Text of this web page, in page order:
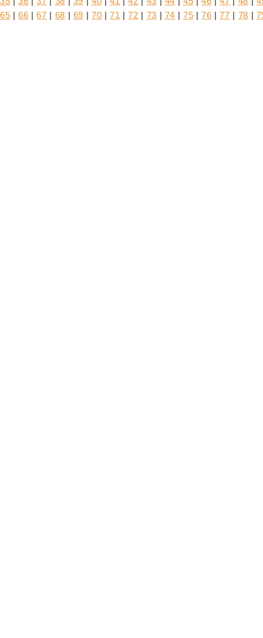
65 |66 |67 | 68 | 69 |70 |71 |72 | 73 | 74 |75 |76 |77 | 78 |